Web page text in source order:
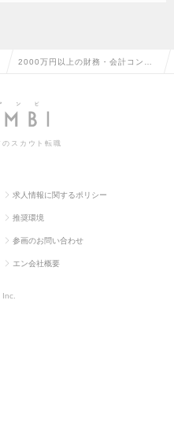
2000万円以上の財務・会計コンサ
スカウト転職
求人情報に関するポリシー
推奨環境
参画のお問い合わせ
エン会社概要